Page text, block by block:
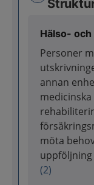
Hälso-
Personer
annan
möta
uppföljning
(2)